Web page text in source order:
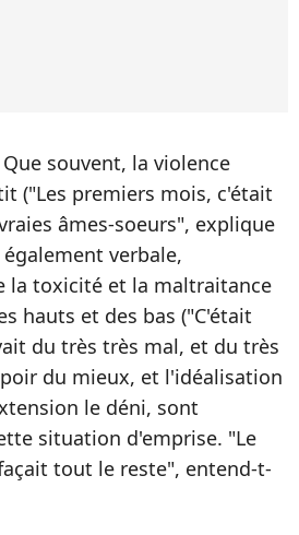
souvent, la violence
("Les premiers mois, c'était
âmes-soeurs", explique
verbale,
la toxicité et la maltraitance
hauts et des bas ("C'était
du très très mal, et du très
du mieux, et l'idéalisation
le déni, sont
situation d'emprise. "Le
tout le reste", entend-t-